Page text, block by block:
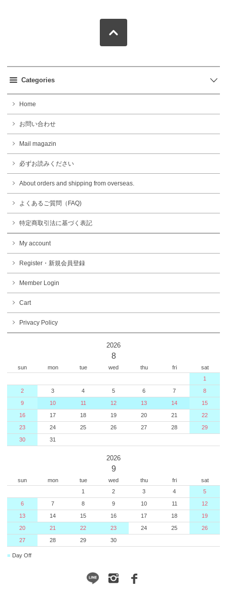
Categories
Home
お問い合わせ
Mail magazin
必ずお読みください
About orders and shipping from overseas.
よくあるご質問（FAQ)
特定商取引法に基づく表記
My account
Register・新規会員登録
Member Login
Cart
Privacy Policy
2026
8
sun mon tue wed thu fri
sat
1
2
3 4 5 6 7
8
9
10 11 12 13 14
15
16
17 18 19 20 21
22
23
24 25 26 27 28
29
30
31
2026
9
sun mon tue wed thu fri
sat
1
2 3 4
5
6
7 8 9 10 11
12
13
14 15 16 17 18
19
20
21 22 23 24 25
26
27
28 29 30
■ Day Off